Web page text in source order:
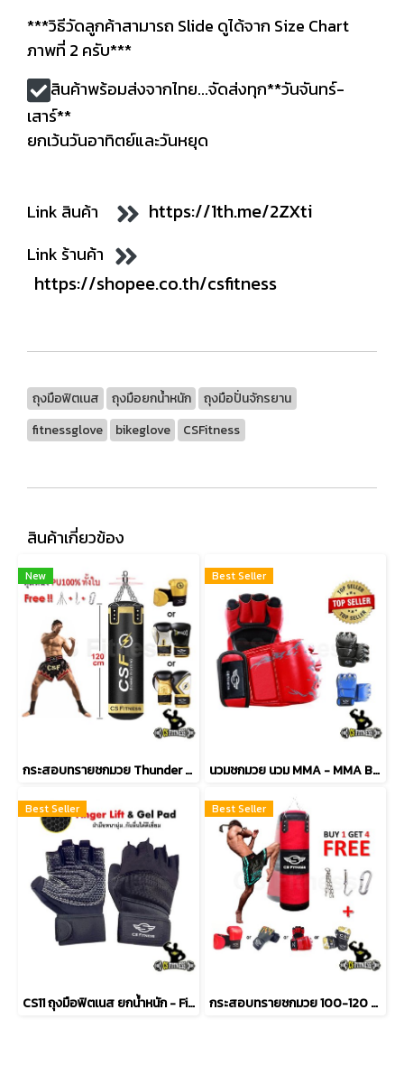
***วิธีวัดลูกค้าสามารถ Slide ดูได้จาก Size Chart
ภาพที่ 2 ครับ***
สินค้าพร้อมส่งจากไทย...จัดส่งทุก**วันจันทร์-
เสาร์**
ยกเว้นวันอาทิตย์และวันหยุด
Link สินค้า https://1th.me/2ZXti
Link ร้านค้า
https://shopee.co.th/csfitness
ถุงมือฟิตเนส ถุงมือยกน้ำหนัก
ถุงมือปั่นจักรยาน
fitnessglove
bikeglove CSFitness
สินค้าเกี่ยวข้อง
New
กระสอบทรายชกมวย Thunder Pro **หุ้มหนัง PU100%ทั้งใบ**
Best Seller
นวมชกมวย นวม MMA - MMA Boxing Glove
Best Seller
CS11 ถุงมือฟิตเนส ยกน้ำหนัก - Finger Lift
Best Seller
กระสอบทรายชกมวย 100-120 cm หนัง PU แบบแขวน